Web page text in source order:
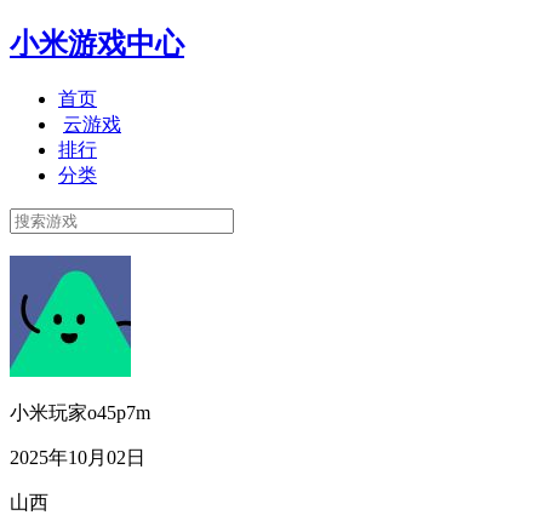
小米游戏中心
首页
云游戏
排行
分类
小米玩家o45p7m
2025年10月02日
山西